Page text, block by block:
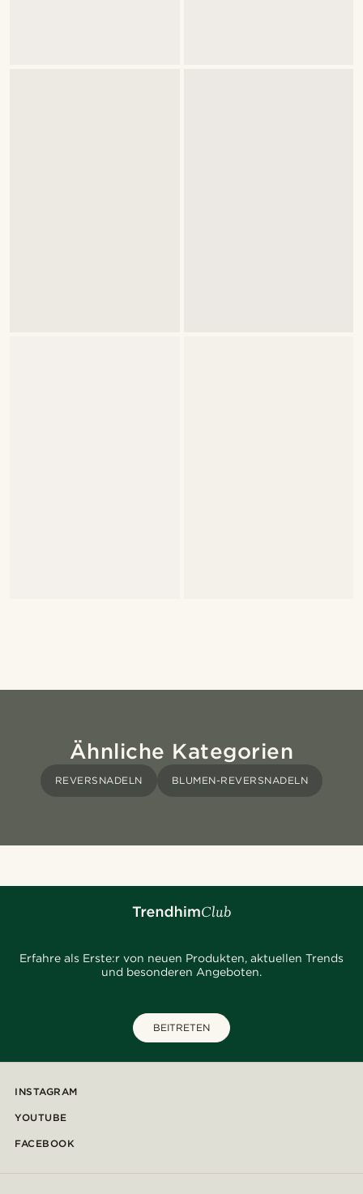
Ähnliche Kategorien
REVERSNADELN BLUMEN-REVERSNADELN
Erfahre als Erste:r von neuen Produkten, aktuellen Trends
und besonderen Angeboten.
BEITRETEN
INSTAGRAM
YOUTUBE
FACEBOOK